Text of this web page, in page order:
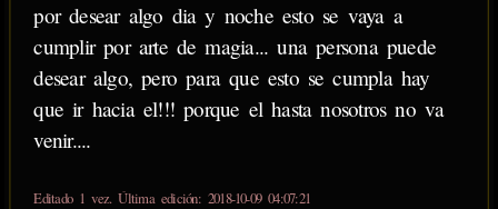
por desear algo dia y noche esto se vaya a
cumplir por arte de magia... una persona puede
desear algo, pero para que esto se cumpla hay
que ir hacia el!!! porque el hasta nosotros no va
venir....
Editado 1 vez. Última edición: 2018-10-09 04:07:21